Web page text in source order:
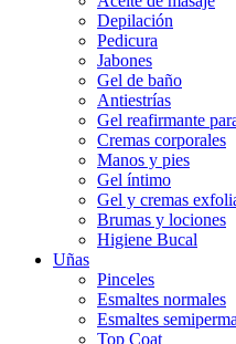
Depilación
Pedicura
Jabones
Gel de baño
Antiestrías
Gel reafirmante
Cremas corporales
Manos y pies
Gel íntimo
Gel y cremas
Brumas y lociones
Higiene Bucal
Uñas
Pinceles
Esmaltes normales
Esmaltes
Top Coat